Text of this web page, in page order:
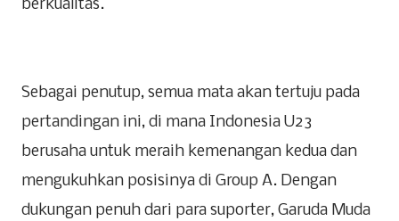
berkualitas.
Sebagai penutup, semua mata akan tertuju pada
pertandingan ini, di mana Indonesia U23
berusaha untuk meraih kemenangan kedua dan
mengukuhkan posisinya di Group A. Dengan
dukungan penuh dari para suporter, Garuda Muda